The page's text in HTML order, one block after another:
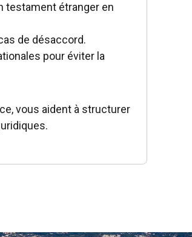
testament étranger en
de désaccord.
pour éviter la
vous aident à structurer